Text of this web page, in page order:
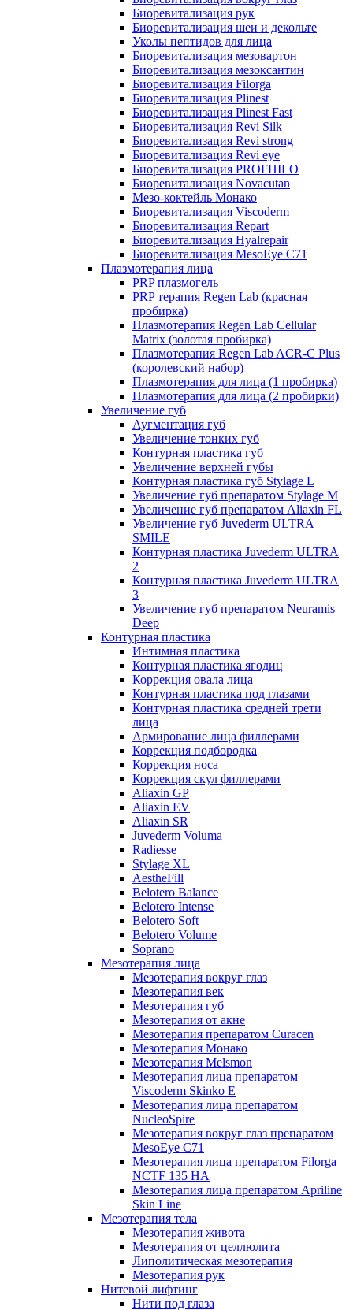
Биоревитализация рук
Биоревитализация шеи и декольте
Уколы пептидов для лица
Биоревитализация мезовартон
Биоревитализация мезоксантин
Биоревитализация Filorga
Биоревитализация Plinest
Биоревитализация Plinest Fast
Биоревитализация Revi Silk
Биоревитализация Revi strong
Биоревитализация Revi eye
Биоревитализация PROFHILO
Биоревитализация Novacutan
Мезо-коктейль Монако
Биоревитализация Viscoderm
Биоревитализация Repart
Биоревитализация Hyalrepair
Биоревитализация MesoEye C71
Плазмотерапия лица
PRP плазмогель
PRP терапия Regen Lab (красная
пробирка)
Плазмотерапия Regen Lab Cellular
Matrix (золотая пробирка)
Плазмотерапия Regen Lab ACR-C Plus
(королевский набор)
Плазмотерапия для лица (1 пробирка)
Плазмотерапия для лица (2 пробирки)
Увеличение губ
Аугментация губ
Увеличение тонких губ
Контурная пластика губ
Увеличение верхней губы
Контурная пластика губ Stylage L
Увеличение губ препаратом Stylage M
Увеличение губ препаратом Aliaxin FL
Увеличение губ Juvederm ULTRA
SMILE
Контурная пластика Juvederm ULTRA
2
Контурная пластика Juvederm ULTRA
3
Увеличение губ препаратом Neuramis
Deep
Контурная пластика
Интимная пластика
Контурная пластика ягодиц
Коррекция овала лица
Контурная пластика под глазами
Контурная пластика средней трети
лица
Армирование лица филлерами
Коррекция подбородка
Коррекция носа
Коррекция скул филлерами
Aliaxin GP
Aliaxin EV
Aliaxin SR
Juvederm Voluma
Radiesse
Stylage XL
AestheFill
Belotero Balance
Belotero Intense
Belotero Soft
Belotero Volume
Soprano
Мезотерапия лица
Мезотерапия вокруг глаз
Мезотерапия век
Мезотерапия губ
Мезотерапия от акне
Мезотерапия препаратом Curacen
Мезотерапия Монако
Мезотерапия Melsmon
Мезотерапия лица препаратом
Viscoderm Skinko E
Мезотерапия лица препаратом
NucleoSpire
Мезотерапия вокруг глаз препаратом
MesoEye С71
Мезотерапия лица препаратом Filorga
NCTF 135 HA
Мезотерапия лица препаратом Apriline
Skin Line
Мезотерапия тела
Мезотерапия живота
Мезотерапия от целлюлита
Липолитическая мезотерапия
Мезотерапия рук
Нитевой лифтинг
Нити под глаза